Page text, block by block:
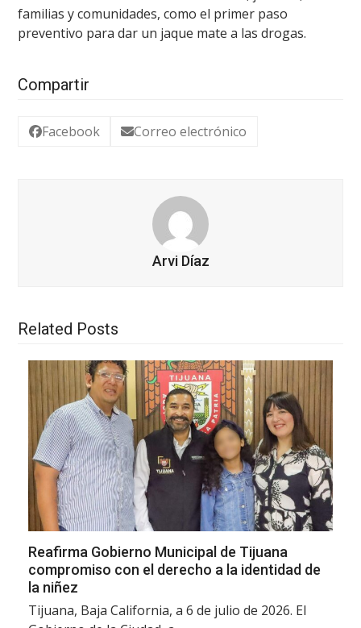
familias y comunidades, como el primer paso
preventivo para dar un jaque mate a las drogas.
Compartir
Facebook Correo electrónico
Arvi Díaz
Related Posts
Reafirma Gobierno Municipal de Tijuana
compromiso con el derecho a la identidad de
la niñez
Tijuana, Baja California, a 6 de julio de 2026. El